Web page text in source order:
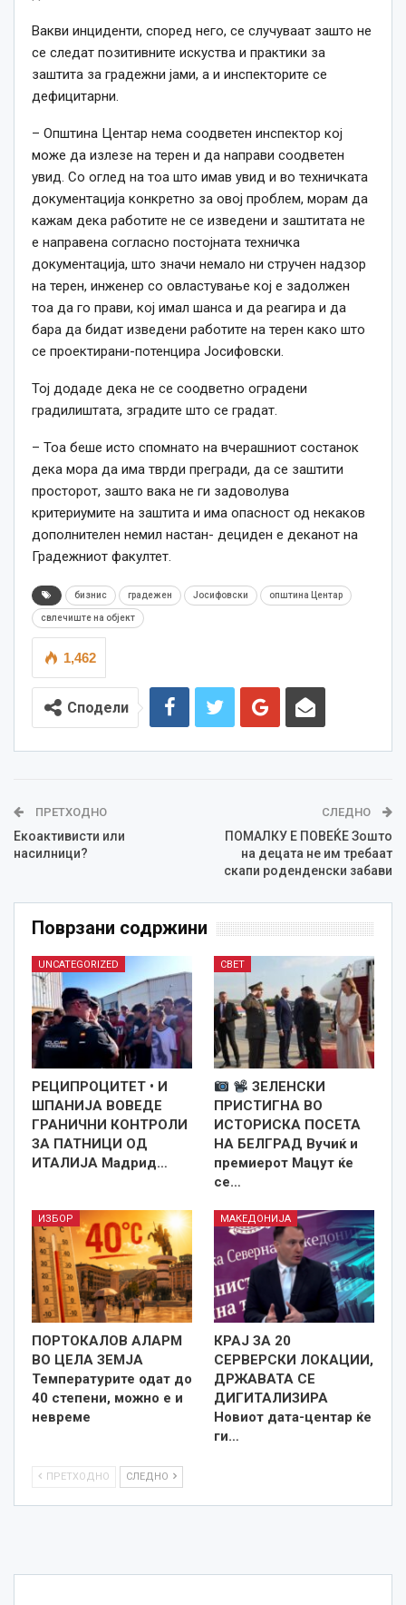
Вакви инциденти, според него, се случуваат зашто не
се следат позитивните искуства и практики за
заштита за градежни јами, а и инспекторите се
дефицитарни.
– Општина Центар нема соодветен инспектор кој
може да излезе на терен и да направи соодветен
увид. Со оглед на тоа што имав увид и во техничката
документација конкретно за овој проблем, морам да
кажам дека работите не се изведени и заштитата не
е направена согласно постојната техничка
документација, што значи немало ни стручен надзор
на терен, инженер со овластување кој е задолжен
тоа да го прави, кој имал шанса и да реагира и да
бара да бидат изведени работите на терен како што
се проектирани-потенцира Јосифовски.
Тој додаде дека не се соодветно оградени
градилиштата, зградите што се градат.
– Тоа беше исто спомнато на вчерашниот состанок
дека мора да има тврди прегради, да се заштити
просторот, зашто вака не ги задоволува
критериумите на заштита и има опасност од некаков
дополнителен немил настан- дециден е деканот на
Градежниот факултет.
бизнис градежен Јосифовски општина Центар
свлечиште на објект
1,462
Сподели
ПРЕТХОДНО
Екоактивисти или
насилници?
СЛЕДНО
ПОМАЛКУ Е ПОВЕЌЕ Зошто
на децата не им требаат
скапи роденденски забави
Поврзани содржини
UNCATEGORIZED
РЕЦИПРОЦИТЕТ • И
ШПАНИЈА ВОВЕДЕ
ГРАНИЧНИ КОНТРОЛИ
ЗА ПАТНИЦИ ОД
ИТАЛИЈА Мадрид…
СВЕТ
ЗЕЛЕНСКИ
ПРИСТИГНА ВО
ИСТОРИСКА ПОСЕТА
НА БЕЛГРАД Вучиќ и
премиерот Мацут ќе
се…
ИЗБОР
ПОРТОКАЛОВ АЛАРМ
ВО ЦЕЛА ЗЕМЈА
Температурите одат до
40 степени, можно е и
невреме
МАКЕДОНИЈА
КРАЈ ЗА 20
СЕРВЕРСКИ ЛОКАЦИИ,
ДРЖАВАТА СЕ
ДИГИТАЛИЗИРА
Новиот дата-центар ќе
ги…
ПРЕТХОДНО СЛЕДНО